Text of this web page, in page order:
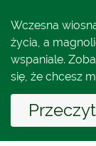
Wczesna
życia, a
wspaniale.
się, że chcesz